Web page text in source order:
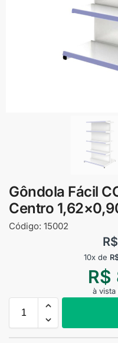
Gôndola Fácil
Centro
Código: 15002
R$
10x de
R$
à